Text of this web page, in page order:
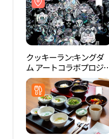
クッキーラン:キングダ
ム アートコラボプロジ
ェクト特別展 - 偉大な王
国の遺産（쿠키런 : 킹덤
아트 콜라보 프로젝트 특
별전 - 위대한 왕국의 유
산）